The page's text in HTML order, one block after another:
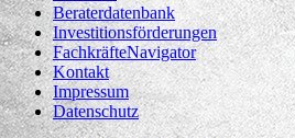
Beraterdatenbank
Investitionsförderungen
FachkräfteNavigator
Kontakt
Impressum
Datenschutz